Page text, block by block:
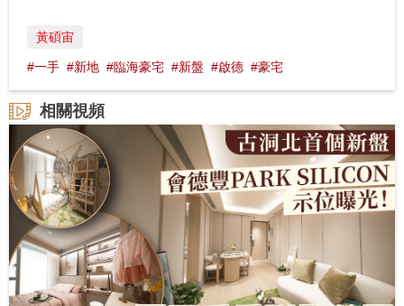
黃碩宙
#一手 #新地 #臨海豪宅 #新盤 #啟德 #豪宅
相關視頻